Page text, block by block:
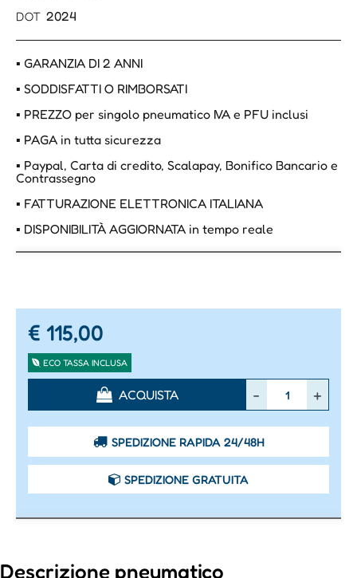
DOT 2024
▪ GARANZIA DI 2 ANNI
▪ SODDISFATTI O RIMBORSATI
▪ PREZZO per singolo pneumatico IVA e PFU inclusi
▪ PAGA in tutta sicurezza
▪ Paypal, Carta di credito, Scalapay, Bonifico Bancario e
Contrassegno
▪ FATTURAZIONE ELETTRONICA ITALIANA
▪ DISPONIBILITÀ AGGIORNATA in tempo reale
€ 115,00
ECO TASSA INCLUSA
ACQUISTA
SPEDIZIONE RAPIDA 24/48H
SPEDIZIONE GRATUITA
Descrizione pneumatico